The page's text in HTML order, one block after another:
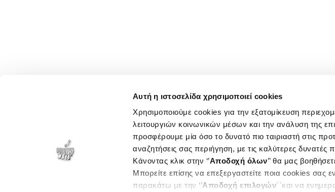
Αυτή η ιστοσελίδα χρησιμοποιεί cookies
Χρησιμοποιούμε cookies για την εξατομίκευση
λειτουργιών κοινωνικών μέσων και την ανάλυση της
προσφέρουμε μία όσο το δυνατό πιο ταιριαστή στις
αναζητήσεις σας περιήγηση, με τις καλύτερες δυνατές
Κάνοντας κλικ στην ‘’Αποδοχή όλων’’ θα μας
Μπορείτε επίσης να επεξεργαστείτε ποια cookies σας
παρακάτω με την ‘’Αποδοχή επιλογών΄΄και να